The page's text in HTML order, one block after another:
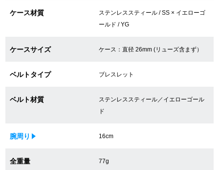
75%以上保証！中古商品高価買戻し
修理・メンテナンスをご希望の方
修理依頼をする
修理・メンテンナンスについて
外装仕上げについて
電池交換について
ケース材質
ステンレススティール / SS × イエローゴ
ールド / YG
ケースサイズ ケース：直径 26mm (リューズ含まず）
ベルトタイプ ブレスレット
ベルト材質
ステンレススティール／イエローゴール
ド
腕周り 16cm
全重量 77g